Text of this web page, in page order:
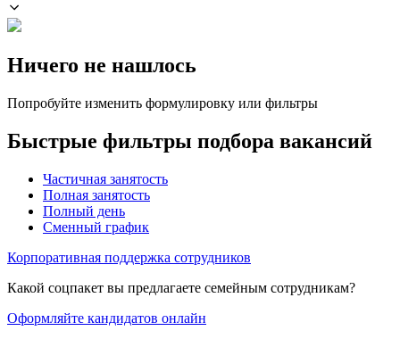
Ничего не нашлось
Попробуйте изменить формулировку или фильтры
Быстрые фильтры подбора вакансий
Частичная занятость
Полная занятость
Полный день
Сменный график
Корпоративная поддержка сотрудников
Какой соцпакет вы предлагаете семейным сотрудникам?
Оформляйте кандидатов онлайн